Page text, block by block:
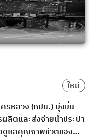
ใหม่
รหลวง (กปน.) มุ่งมั่น
ลิตและส่งจ่ายน้ำประปา
ดูแลคุณภาพชีวิตของ